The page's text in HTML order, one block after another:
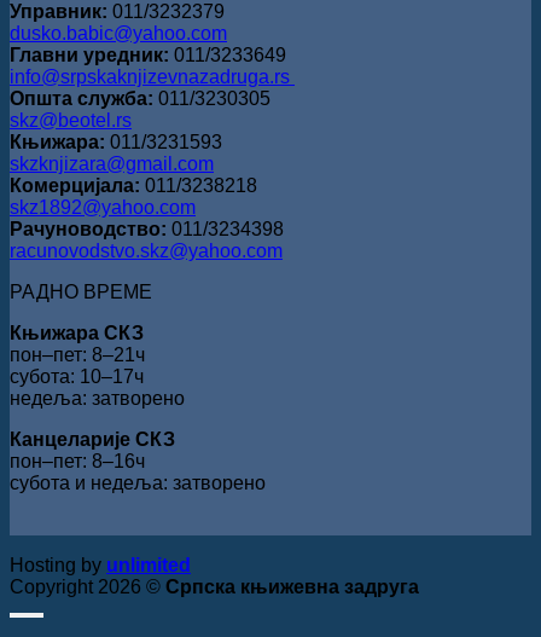
Управник: 011/3232379
dusko.babic@yahoo.com
Главни уредник: 011/3233649
info@srpskaknjizevnazadruga.rs
Општа служба: 011/3230305
skz@beotel.rs
Књижара: 011/3231593
skzknjizara@gmail.com
Комерцијала: 011/3238218
skz1892@yahoo.com
Рачуноводство: 011/3234398
racunovodstvo.skz@yahoo.com
РАДНО ВРЕМЕ
Књижара СКЗ
пон‒пет: 8‒21ч
субота: 10‒17ч
недеља: затворено
Канцеларије СКЗ
пон‒пет: 8‒16ч
субота и недеља: затворено
Hosting by unlimited
Copyright 2026 © Српска књижевна задруга